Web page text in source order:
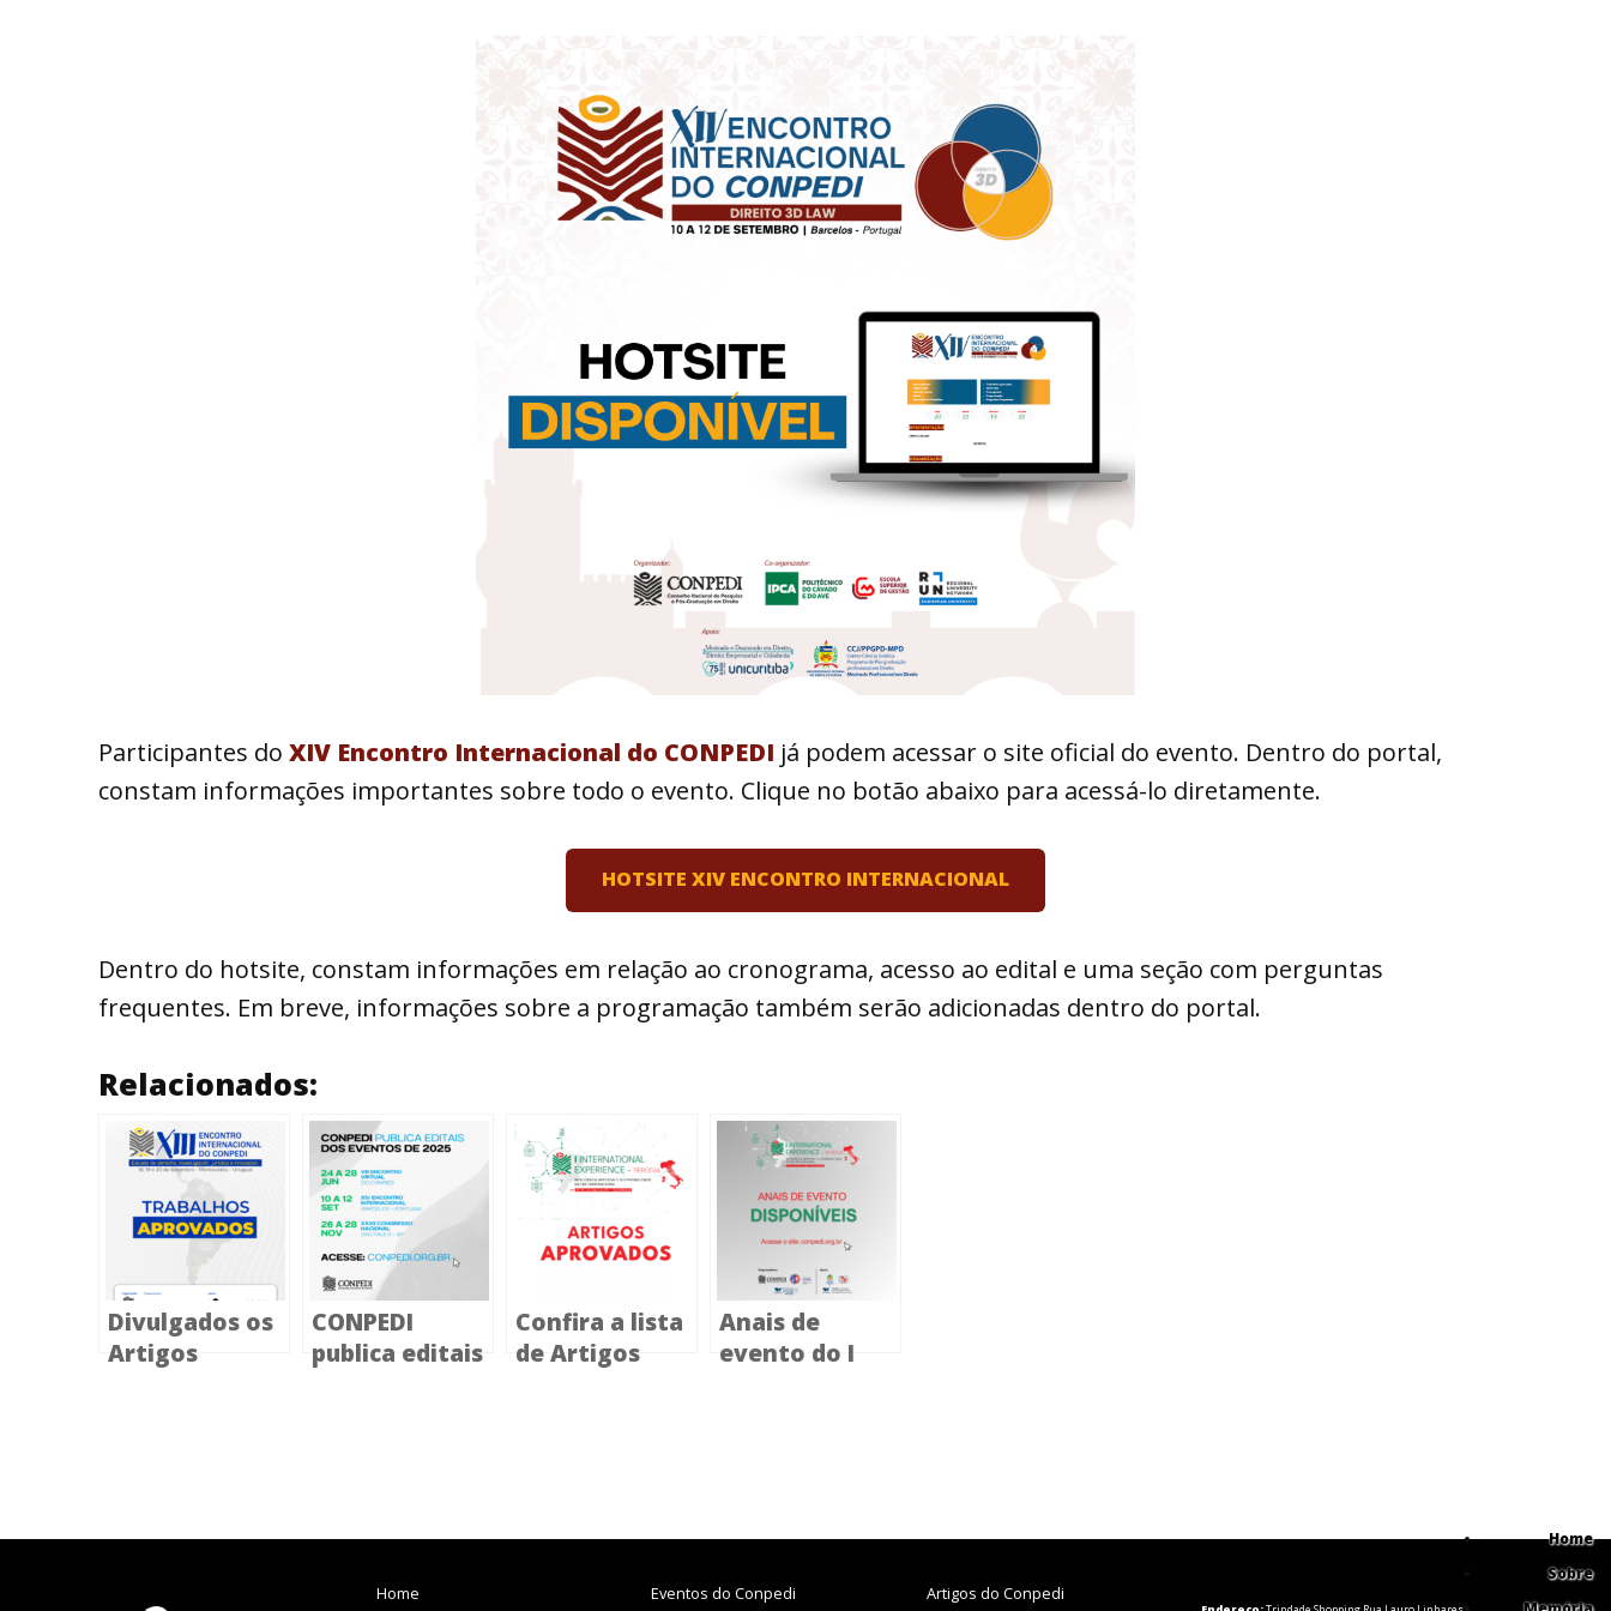
Participantes do XIV Encontro Internacional do CONPEDI já podem acessar o site oficial do evento. Dentro do portal,
constam informações importantes sobre todo o evento. Clique no botão abaixo para acessá-lo diretamente.
HOTSITE XIV ENCONTRO INTERNACIONAL
Dentro do hotsite, constam informações em relação ao cronograma, acesso ao edital e uma seção com perguntas
frequentes. Em breve, informações sobre a programação também serão adicionadas dentro do portal.
Relacionados:
Divulgados os
Artigos
Montevidéu
CONPEDI
publica editais
Confira a lista
de Artigos
Anais de
evento do I
Home
Sobre
Home Eventos do Conpedi Artigos do Conpedi